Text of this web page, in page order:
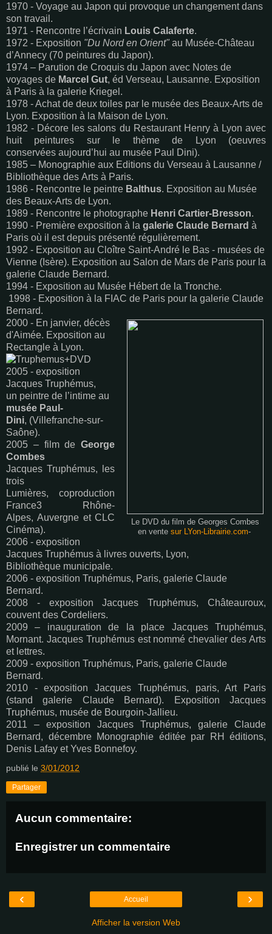
1970 - Voyage au Japon qui provoque un changement dans
son travail.
1971 - Rencontre l’écrivain Louis Calaferte.
1972 - Exposition "Du Nord en Orient"au Musée-Château
d’Annecy (70 peintures du Japon).
1974 – Parution de Croquis du Japon avec Notes de
voyages de Marcel Gut, éd Verseau, Lausanne. Exposition
à Paris à la galerie Kriegel.
1978 - Achat de deux toiles par le musée des Beaux-Arts de
Lyon. Exposition à la Maison de Lyon.
1982 - Décore les salons du Restaurant Henry à Lyon avec
huit peintures sur le thème de Lyon (oeuvres
conservées aujourd’hui au musée Paul Dini).
1985 – Monographie aux Editions du Verseau à Lausanne /
Bibliothèque des Arts à Paris.
1986 - Rencontre le peintre Balthus. Exposition au Musée
des Beaux-Arts de Lyon.
1989 - Rencontre le photographe Henri Cartier-Bresson.
1990 - Première exposition à la galerie Claude Bernard à
Paris où il est depuis présenté régulièrement.
1992 - Exposition au Cloître Saint-André le Bas - musées de
Vienne (Isère). Exposition au Salon de Mars de Paris pour la
galerie Claude Bernard.
1994 - Exposition au Musée Hébert de la Tronche.
1998 - Exposition à la FIAC de Paris pour la galerie Claude
Bernard.
Le DVD du film de Georges Combes
en vente sur LYon-Librairie.com-
2000 - En janvier, décès
d'Aimée. Exposition au
Rectangle à Lyon.
2005 - exposition
Jacques Truphémus,
un peintre de l’intime au
musée Paul-
Dini, (Villefranche-sur-
Saône).
2005 – film deGeorge
Combes
Jacques Truphémus, les
trois
Lumières, coproduction
France3 Rhône-
Alpes, Auvergne et CLC
Cinéma).
2006 - exposition
Jacques Truphémus à livres ouverts, Lyon,
Bibliothèque municipale.
2006 - exposition Truphémus, Paris, galerie Claude
Bernard.
2008 - exposition Jacques Truphémus, Châteauroux,
couvent des Cordeliers.
2009 – inauguration de la place Jacques Truphémus,
Mornant. Jacques Truphémus est nommé chevalier des Arts
et lettres.
2009 - exposition Truphémus, Paris, galerie Claude
Bernard.
2010 - exposition Jacques Truphémus, paris, Art Paris
(stand galerie Claude Bernard). Exposition Jacques
Truphémus, musée de Bourgoin-Jallieu.
2011 – exposition Jacques Truphémus, galerie Claude
Bernard, décembre Monographie éditée par RH éditions,
Denis Lafay et Yves Bonnefoy.
publié le 3/01/2012
Partager
Aucun commentaire:
Enregistrer un commentaire
‹ ›
Accueil
Afficher la version Web